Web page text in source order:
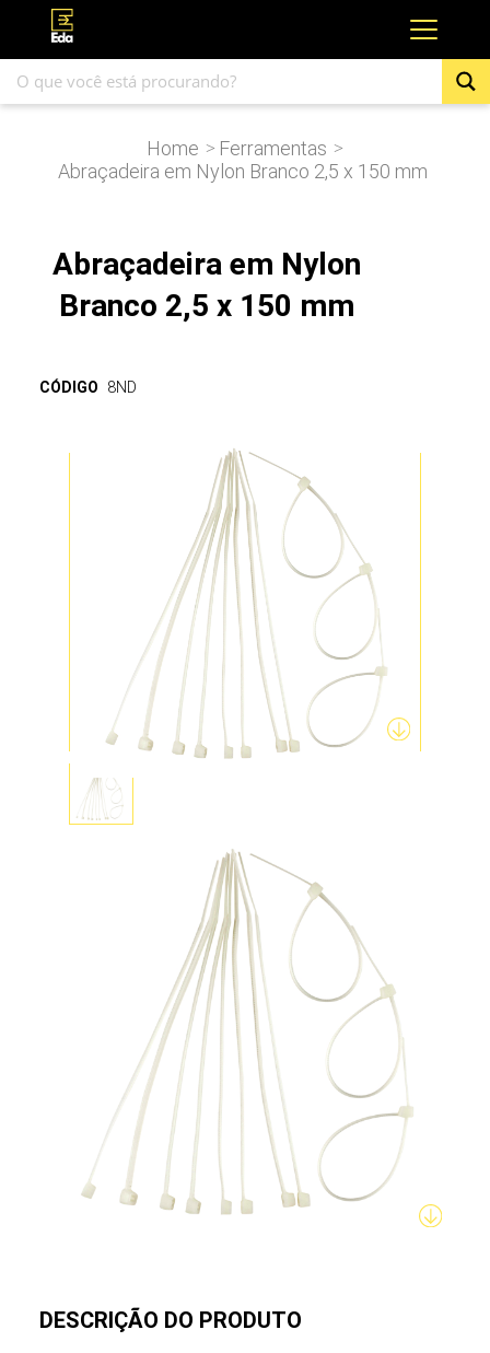
Home > Ferramentas >
Abraçadeira em Nylon Branco 2,5 x 150 mm
Abraçadeira em Nylon
Branco 2,5 x 150 mm
CÓDIGO 8ND
DESCRIÇÃO DO PRODUTO